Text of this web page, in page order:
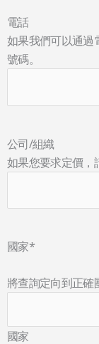
電話
如果我們可以通過
號碼。
公司/組織
如果您要求定價，
國家*
將查詢定向到正確
國家